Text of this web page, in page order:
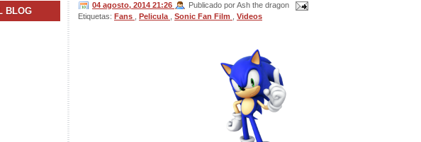
BLOG
04 agosto, 2014 21:26
Publicado por Ash the dragon
Etiquetas: Fans Pelicula Sonic Fan Film Videos